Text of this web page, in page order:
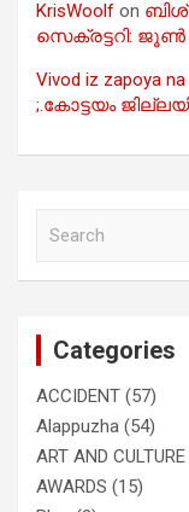
KrisWoolf on
സെക്രട്ടറി:
Vivod iz zapoya
;.കോട്ടയം
Categories
ACCIDENT (57)
Alappuzha (54)
ART AND CULTURE
AWARDS (15)